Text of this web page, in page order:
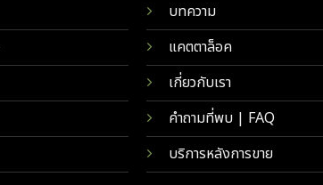
บทความ
แคตตาล็อค
เกี่ยวกับเรา
คำถามที่พบ | FAQ
บริการหลังการขาย